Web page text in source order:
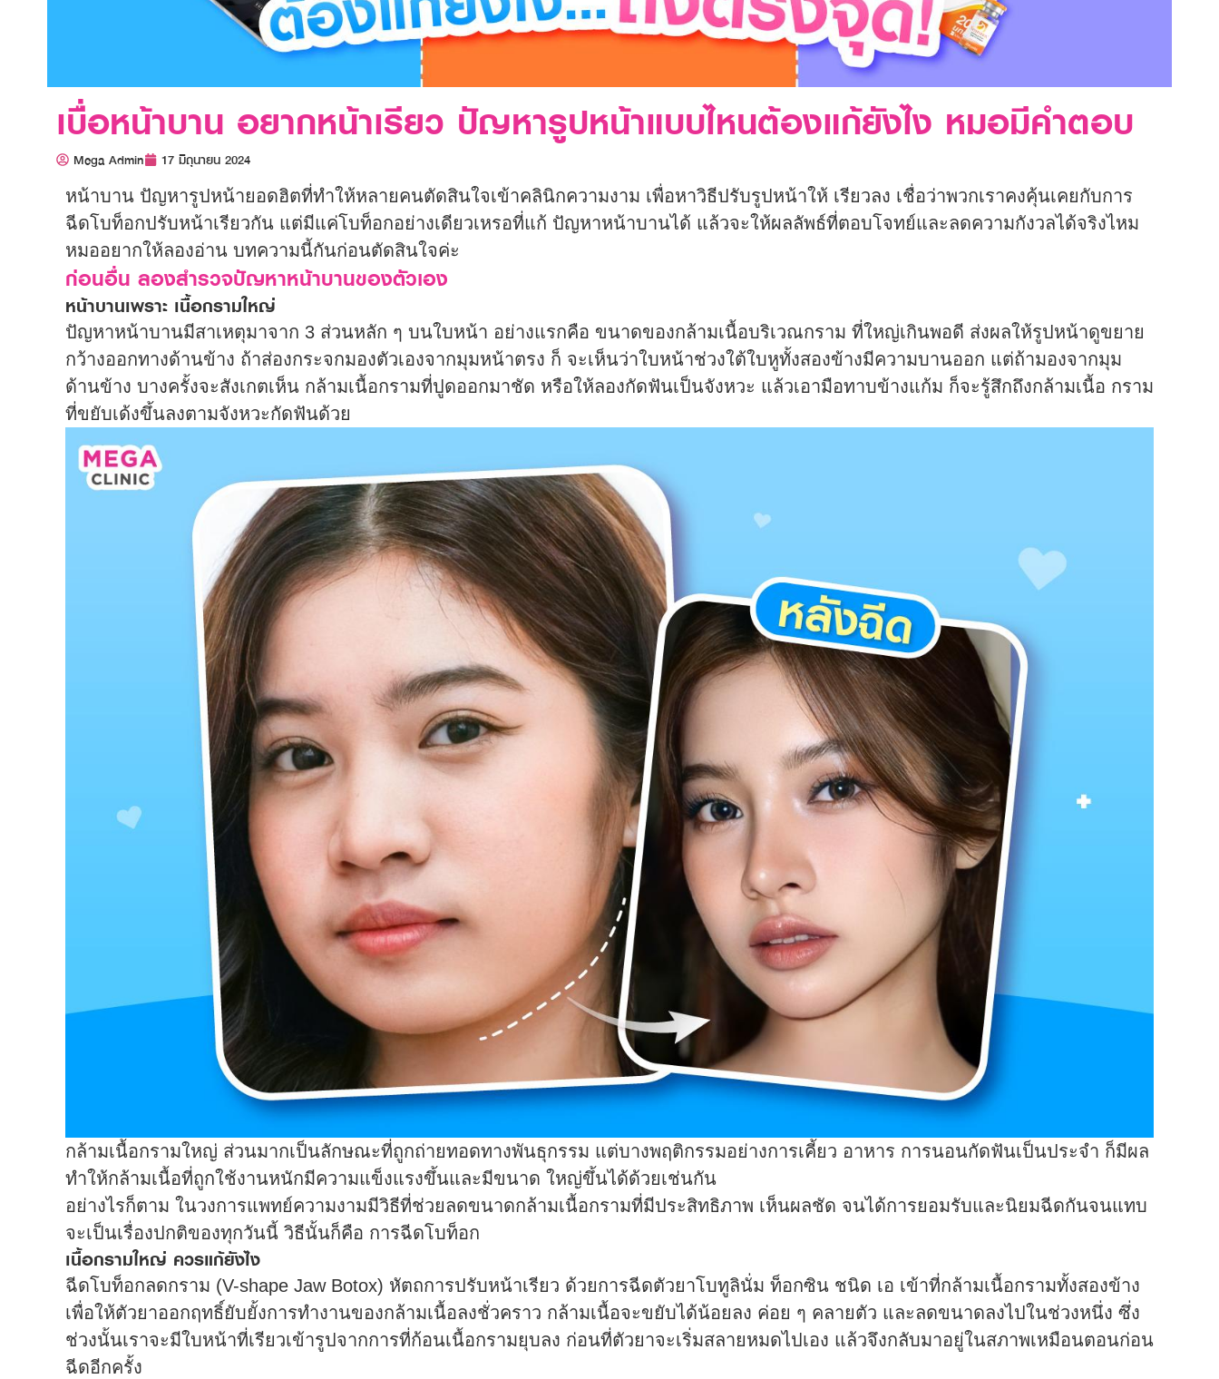
เบื่อหน้าบาน อยากหน้าเรียว ปัญหารูปหน้าแบบไหนต้องแก้ยังไง หมอมีคำตอบ
Mega Admin 17 มิถุนายน 2024
หน้าบาน ปัญหารูปหน้ายอดฮิตที่ทำให้หลายคนตัดสินใจเข้าคลินิกความงาม เพื่อหาวิธีปรับรูปหน้าให้ เรียวลง เชื่อว่าพวกเราคงคุ้นเคยกับการ
ฉีดโบท็อกปรับหน้าเรียวกัน แต่มีแค่โบท็อกอย่างเดียวเหรอที่แก้ ปัญหาหน้าบานได้ แล้วจะให้ผลลัพธ์ที่ตอบโจทย์และลดความกังวลได้จริงไหม
หมออยากให้ลองอ่าน บทความนี้กันก่อนตัดสินใจค่ะ
ก่อนอื่น ลองสำรวจปัญหาหน้าบานของตัวเอง
หน้าบานเพราะ เนื้อกรามใหญ่
ปัญหาหน้าบานมีสาเหตุมาจาก 3 ส่วนหลัก ๆ บนใบหน้า อย่างแรกคือ ขนาดของกล้ามเนื้อบริเวณกราม ที่ใหญ่เกินพอดี ส่งผลให้รูปหน้าดูขยาย
กว้างออกทางด้านข้าง ถ้าส่องกระจกมองตัวเองจากมุมหน้าตรง ก็ จะเห็นว่าใบหน้าช่วงใต้ใบหูทั้งสองข้างมีความบานออก แต่ถ้ามองจากมุม
ด้านข้าง บางครั้งจะสังเกตเห็น กล้ามเนื้อกรามที่ปูดออกมาชัด หรือให้ลองกัดฟันเป็นจังหวะ แล้วเอามือทาบข้างแก้ม ก็จะรู้สึกถึงกล้ามเนื้อ กราม
ที่ขยับเด้งขึ้นลงตามจังหวะกัดฟันด้วย
กล้ามเนื้อกรามใหญ่ ส่วนมากเป็นลักษณะที่ถูกถ่ายทอดทางพันธุกรรม แต่บางพฤติกรรมอย่างการเคี้ยว อาหาร การนอนกัดฟันเป็นประจำ ก็มีผล
ทำให้กล้ามเนื้อที่ถูกใช้งานหนักมีความแข็งแรงขึ้นและมีขนาด ใหญ่ขึ้นได้ด้วยเช่นกัน
อย่างไรก็ตาม ในวงการแพทย์ความงามมีวิธีที่ช่วยลดขนาดกล้ามเนื้อกรามที่มีประสิทธิภาพ เห็นผลชัด จนได้การยอมรับและนิยมฉีดกันจนแทบ
จะเป็นเรื่องปกติของทุกวันนี้ วิธีนั้นก็คือ การฉีดโบท็อก
เนื้อกรามใหญ่ ควรแก้ยังไง
ฉีดโบท็อกลดกราม (V-shape Jaw Botox) หัตถการปรับหน้าเรียว ด้วยการฉีดตัวยาโบทูลินั่ม ท็อกซิน ชนิด เอ เข้าที่กล้ามเนื้อกรามทั้งสองข้าง
เพื่อให้ตัวยาออกฤทธิ์ยับยั้งการทำงานของกล้ามเนื้อลงชั่วคราว กล้ามเนื้อจะขยับได้น้อยลง ค่อย ๆ คลายตัว และลดขนาดลงไปในช่วงหนึ่ง ซึ่ง
ช่วงนั้นเราจะมีใบหน้าที่เรียวเข้ารูปจากการที่ก้อนเนื้อกรามยุบลง ก่อนที่ตัวยาจะเริ่มสลายหมดไปเอง แล้วจึงกลับมาอยู่ในสภาพเหมือนตอนก่อน
ฉีดอีกครั้ง